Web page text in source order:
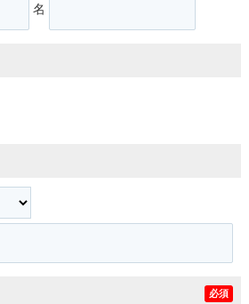
名
必須